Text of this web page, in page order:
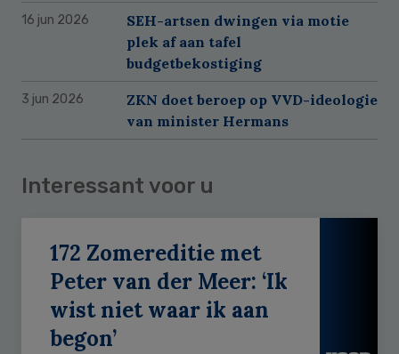
16 jun 2026
SEH-artsen dwingen via motie
plek af aan tafel
budgetbekostiging
3 jun 2026
ZKN doet beroep op VVD-ideologie
van minister Hermans
Interessant voor u
172 Zomereditie met
Peter van der Meer: ‘Ik
wist niet waar ik aan
begon’